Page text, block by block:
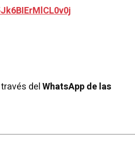
delWhatsApp de las